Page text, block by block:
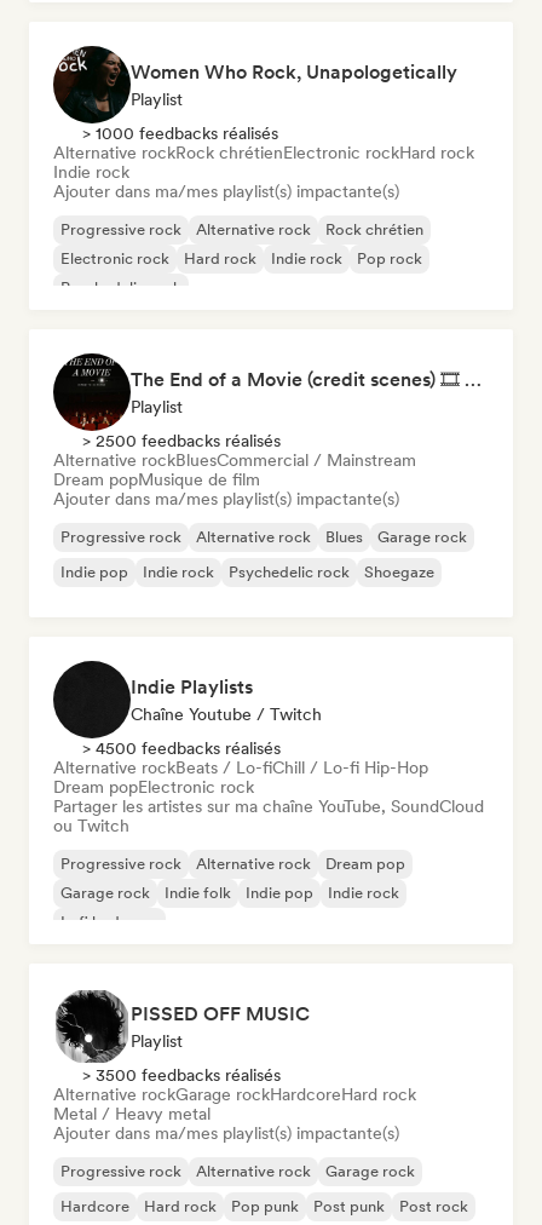
Women Who Rock, Unapologetically
Playlist
> 1000 feedbacks réalisés
Alternative rockRock chrétienElectronic rockHard rock
Indie rock
Ajouter dans ma/mes playlist(s) impactante(s)
Progressive rock Alternative rock
Rock chrétien
Electronic rock
Hard rock Indie rock
Pop rock
Psychedelic rock
The End of a Movie (credit scenes) 🎞️ Cinematic Dream Pop & Bedroom Indie
Playlist
> 2500 feedbacks réalisés
Alternative rockBluesCommercial / Mainstream
Dream popMusique de film
Ajouter dans ma/mes playlist(s) impactante(s)
Progressive rock Alternative rock Blues
Garage rock
Indie pop
Indie rock Psychedelic rock Shoegaze
Indie Playlists
Chaîne Youtube / Twitch
> 4500 feedbacks réalisés
Alternative rockBeats / Lo-fiChill / Lo-fi Hip-Hop
Dream popElectronic rock
Partager les artistes sur ma chaîne YouTube, SoundCloud
ou Twitch
Progressive rock Alternative rock
Dream pop
Garage rock
Indie folk Indie pop
Indie rock
Lofi bedroom
PISSED OFF MUSIC
Playlist
> 3500 feedbacks réalisés
Alternative rockGarage rockHardcoreHard rock
Metal / Heavy metal
Ajouter dans ma/mes playlist(s) impactante(s)
Progressive rock Alternative rock
Garage rock
Hardcore
Hard rock Pop punk Post punk Post rock